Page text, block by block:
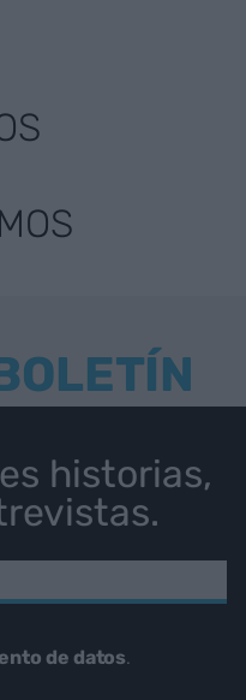
historias,
de datos.